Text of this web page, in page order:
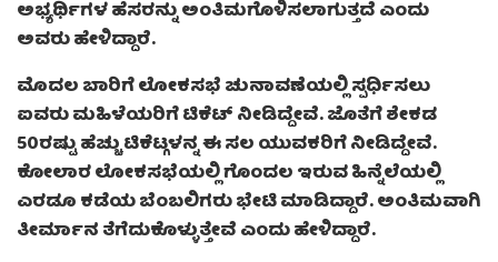
ಅಭ್ಯರ್ಥಿಗಳ ಹೆಸರನ್ನು ಅಂತಿಮಗೊಳಿಸಲಾಗುತ್ತದೆ ಎಂದು
ಅವರು ಹೇಳಿದ್ದಾರೆ.
ಮೊದಲ ಬಾರಿಗೆ ಲೋಕಸಭೆ ಚುನಾವಣೆಯಲ್ಲಿ ಸ್ಪರ್ಧಿಸಲು
ಐವರು ಮಹಿಳೆಯರಿಗೆ ಟಿಕೆಟ್ ನೀಡಿದ್ದೇವೆ. ಜೊತೆಗೆ ಶೇಕಡ
50ರಷ್ಟು ಹೆಚ್ಚು ಟಿಕೆಟ್ಗಳನ್ನ ಈ ಸಲ ಯುವಕರಿಗೆ ನೀಡಿದ್ದೇವೆ.
ಕೋಲಾರ ಲೋಕಸಭೆಯಲ್ಲಿ ಗೊಂದಲ ಇರುವ ಹಿನ್ನೆಲೆಯಲ್ಲಿ
ಎರಡೂ ಕಡೆಯ ಬೆಂಬಲಿಗರು ಭೇಟಿ ಮಾಡಿದ್ದಾರೆ. ಅಂತಿಮವಾಗಿ
ತೀರ್ಮಾನ ತೆಗೆದುಕೊಳ್ಳುತ್ತೇವೆ ಎಂದು ಹೇಳಿದ್ದಾರೆ.